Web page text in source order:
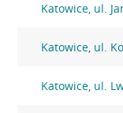
Katowice, ul.
Katowice, ul.
Katowice, ul.